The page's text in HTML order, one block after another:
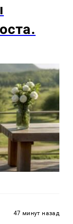
47 минут назад